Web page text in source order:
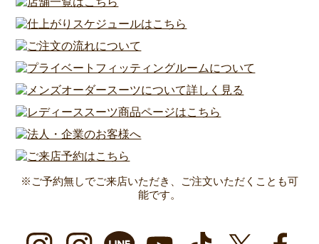
※ご予約無しでご来店いただき、ご注文いただくことも可
能です。